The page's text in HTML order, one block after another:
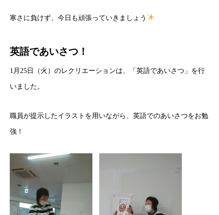
寒さに負けず、今日も頑張っていきましょう
英語であいさつ！
1月25日（火）のレクリエーションは、「英語であいさつ」を行
いました。
職員が提示したイラストを用いながら、英語でのあいさつをお勉
強！